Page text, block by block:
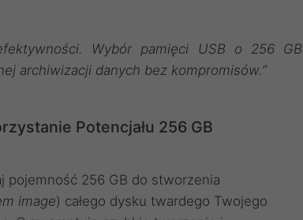
Wybór pamięci USB o 256 GB
archiwizacji danych bez kompromisów.”
Potencjału 256 GB
pojemność 256 GB do stworzenia
image) całego dysku twardego Twojego